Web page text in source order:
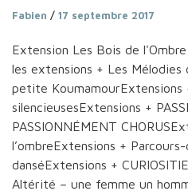
Fabien / 17 septembre 2017
Extension Les Bois de
les extensions + Les
petite KoumamourExtensions
silencieusesExtensions +
PASSIONNÉMENT
l’ombreExtensions +
danséExtensions +
Altérité – une femme un